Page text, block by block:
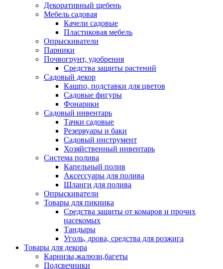
Декоративный щебень
Мебель садовая
Качели садовые
Пластиковая мебель
Опрыскиватели
Парники
Почвогрунт, удобрения
Средства защиты растений
Садовый декор
Кашпо, подставки для цветов
Садовые фигуры
Фонарики
Садовый инвентарь
Тачки садовые
Резервуары и баки
Садовый инструмент
Хозяйственный инвентарь
Система полива
Капельный полив
Аксессуары для полива
Шланги для полива
Опрыскиватели
Товары для пикника
Средства защиты от комаров и прочих
насекомых
Тандыры
Уголь, дрова, средства для розжига
Товары для декора
Карнизы,жалюзи,багеты
Подсвечники